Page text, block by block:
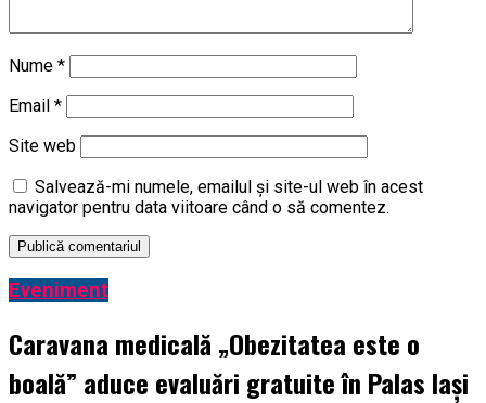
Nume *
Email *
Site web
Salvează-mi numele, emailul și site-ul web în acest
navigator pentru data viitoare când o să comentez.
Eveniment
Caravana medicală „Obezitatea este o
boală” aduce evaluări gratuite în Palas Iași